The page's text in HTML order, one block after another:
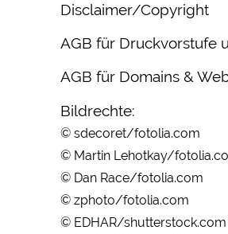
Disclaimer/Copyright
AGB für Druckvorstufe
AGB für Domains &
Bildrechte:
© sdecoret/fotolia.com
© Martin Lehotkay/
© Dan Race/fotolia.com
© zphoto/fotolia.com
© EDHAR/shutterstock.com